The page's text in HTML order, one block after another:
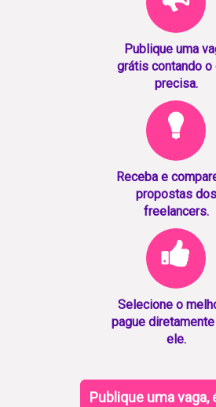
Publique uma
grátis contando o
precisa.
Receba e
propostas dos
freelancers.
Selecione o
pague diretamente
ele.
Publique uma vaga,